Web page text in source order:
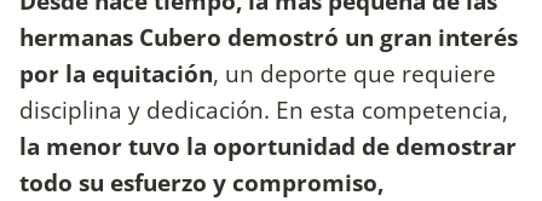
hermanas Cubero demostró un gran interés
por la equitación, un deporte que requiere
disciplina y dedicación. En esta competencia,
la menor tuvo la oportunidad de demostrar
todo su esfuerzo y compromiso,